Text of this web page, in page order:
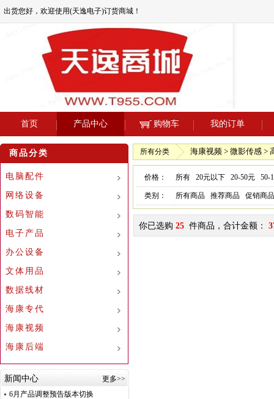
出货您好，欢迎使用(天逸电子)订货商城！
首页 产品中心 购物车 我的订单
商品分类
电脑配件
网络设备
数码智能
电子产品
办公设备
文体用品
数据线材
海康专代
海康视频
海康后端
新闻中心
更多>>
6月产品调整预告版本切换
所有分类 海康视频 > 微影传感 >
价格： 所有 20元以下 20-50元 50-
类别： 所有商品 推荐商品 促销商品
你已选购 25 件商品，合计金额：